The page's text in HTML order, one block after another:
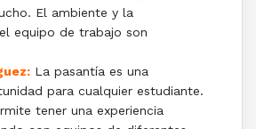
El ambiente y la
equipo de trabajo son
La pasantía es una
para cualquier estudiante.
tener una experiencia